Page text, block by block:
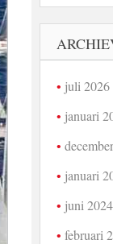
juli 2026
januari
januari
juni 2024
februari